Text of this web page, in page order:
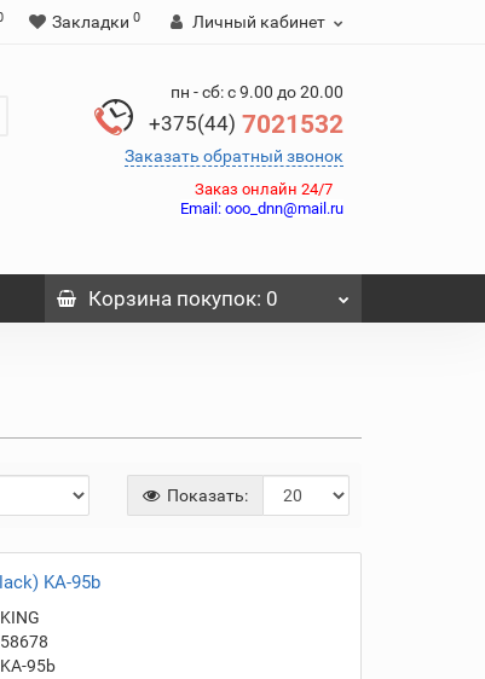
Закладки 0 Личный кабинет
пн - сб: с 9.00 до 20.00
+375(44) 7021532
Заказать обратный звонок
Заказ онлайн 24/7
Email: ooo_dnn@mail.ru
Корзинапокупок: 0
Показать:
KA-95b
KING
58678
KA-95b